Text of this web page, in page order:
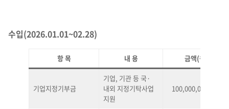
수입(2026.01.01~02.28)
항 목 내 용 금액(원)
기업지정기부금
기업, 기관 등 국·
내외 지정기탁사업
지원
100,000,000